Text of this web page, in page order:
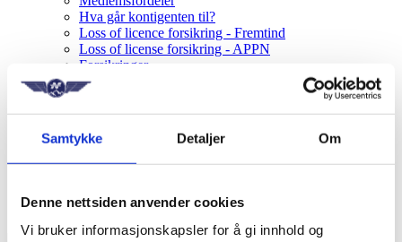
Samtykke Detaljer Om
Denne nettsiden anvender cookies
Vi bruker informasjonskapsler for å gi innhold og
Hva går kontigenten til?
Loss of licence forsikring - Fremtind
Loss of license forsikring - APPN
Forsikringer
Hvorfor være organisert?
For medlemmer
Ved uhell og hendelser
Loss of License - skademelding
Fatigue Guide
Spørsmål og svar
FAQ - Situasjonsspesifikk